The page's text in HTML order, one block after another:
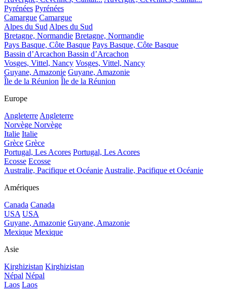
Pyrénées Pyrénées
Camargue Camargue
Alpes du SudAlpes du Sud
Bretagne, Normandie Bretagne, Normandie
Pays Basque, Côte Basque Pays Basque, Côte Basque
Bassin d’Arcachon Bassin d’Arcachon
Vosges, Vittel, Nancy Vosges, Vittel, Nancy
Guyane, Amazonie Guyane, Amazonie
Île de la Réunion Île de la Réunion
Europe
AngleterreAngleterre
Norvège Norvège
Italie Italie
Grèce Grèce
Portugal, Les Acores Portugal, Les Acores
Ecosse Ecosse
Australie, Pacifique et OcéanieAustralie, Pacifique et Océanie
Amériques
Canada Canada
USA USA
Guyane, Amazonie Guyane, Amazonie
Mexique Mexique
Asie
Kirghizistan Kirghizistan
Népal Népal
Laos Laos